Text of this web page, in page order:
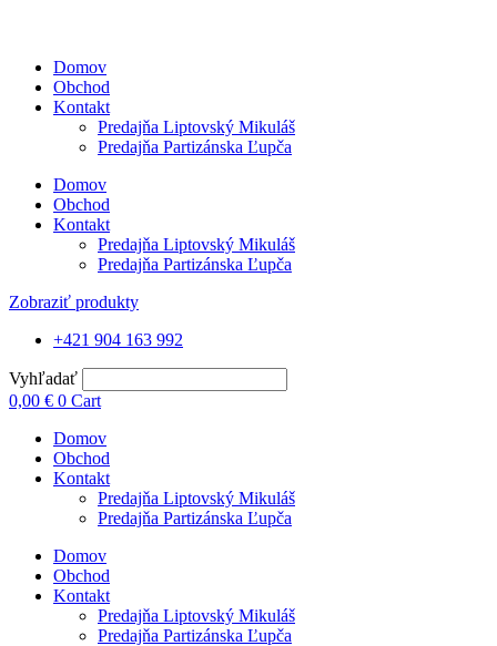
Domov
Obchod
Kontakt
Predajňa Liptovský Mikuláš
Predajňa Partizánska Ľupča
Domov
Obchod
Kontakt
Predajňa Liptovský Mikuláš
Predajňa Partizánska Ľupča
Zobraziť produkty
+421 904 163 992
Vyhľadať
0,00 € 0 Cart
Domov
Obchod
Kontakt
Predajňa Liptovský Mikuláš
Predajňa Partizánska Ľupča
Domov
Obchod
Kontakt
Predajňa Liptovský Mikuláš
Predajňa Partizánska Ľupča